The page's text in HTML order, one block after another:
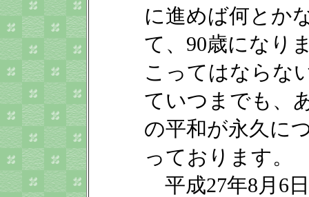
に進めば何とか
て、90歳になり
こってはならな
ていつまでも、
の平和が永久に
っております。
平成27年8月